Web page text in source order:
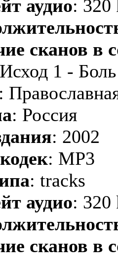
аудио: 320
сканов в
1 -
:
: Россия
: 2002
: MP3
: tracks
аудио: 320
сканов в